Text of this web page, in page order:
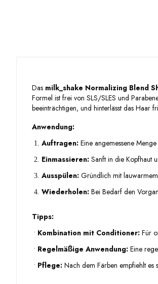
Das milk_shake Normalizing Blend
Formel ist frei von SLS/SLES und
beeinträchtigen, und hinterlässt das Haar
Anwendung:
1. Auftragen: Eine angemessene
2. Einmassieren: Sanft in die Kopfhaut
3. Ausspülen: Gründlich mit lauwarmem
4. Wiederholen: Bei Bedarf den
Tipps:
• Kombination mit Conditioner: Für
• Regelmäßige Anwendung: Eine
• Pflege: Nach dem Färben empfiehlt